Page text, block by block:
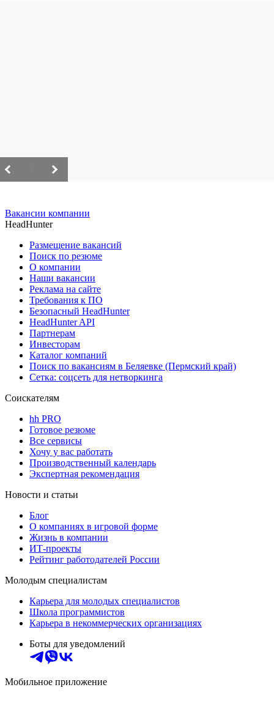
Вакансии компании
HeadHunter
Размещение вакансий
Поиск по резюме
О компании
Наши вакансии
Реклама на сайте
Требования к ПО
Безопасный HeadHunter
HeadHunter API
Партнерам
Инвесторам
Каталог компаний
Поиск по вакансиям в Беляевке (Пермский край)
Сетка: соцсеть для нетворкинга
Соискателям
hh PRO
Готовое резюме
Все сервисы
Хочу у вас работать
Производственный календарь
Экспертная рекомендация
Новости и статьи
Блог
О компаниях в игровой форме
Жизнь в компании
ИТ-проекты
Рейтинг работодателей России
Молодым специалистам
Карьера для молодых специалистов
Школа программистов
Карьера в некоммерческих организациях
Боты для уведомлений
Мобильное приложение